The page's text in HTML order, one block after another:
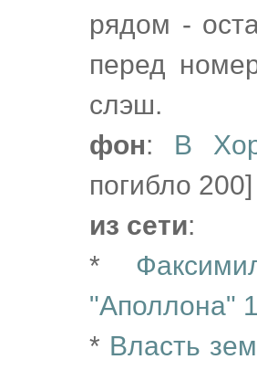
рядом -
перед
слэш.
фон: В
погибло 200]
из сети:
*
"Аполлона"
* Власть